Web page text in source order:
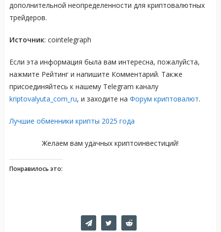
дополнительной неопределенности для криптовалютных
трейдеров.
Источник: cointelegraph
Если эта информация была вам интересна, пожалуйста,
нажмите Рейтинг и напишите Комментарий. Также
присоединяйтесь к нашему Telegram каналу
kriptovalyuta_com_ru, и заходите на Форум криптовалют.
Лучшие обменники крипты 2025 года
Желаем вам удачных криптоинвестиций!
Понравилось это: